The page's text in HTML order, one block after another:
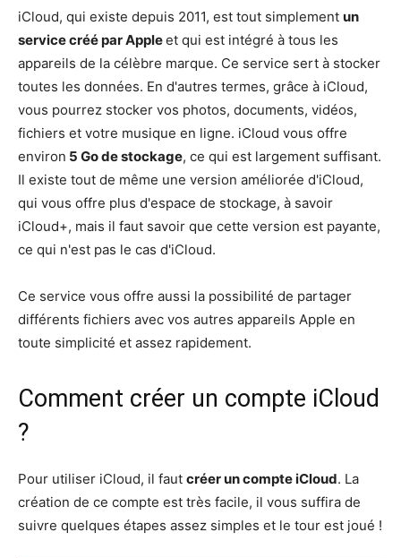
iCloud, qui existe depuis 2011, est tout simplement un
service créé par Appleet qui est intégré à tous les
appareils de la célèbre marque. Ce service sert à stocker
toutes les données. En d'autres termes, grâce à iCloud,
vous pourrez stocker vos photos, documents, vidéos,
fichiers et votre musique en ligne. iCloud vous offre
environ 5 Go de stockage, ce qui est largement suffisant.
Il existe tout de même une version améliorée d'iCloud,
qui vous offre plus d'espace de stockage, à savoir
iCloud+, mais il faut savoir que cette version est payante,
ce qui n'est pas le cas d'iCloud.
Ce service vous offre aussi la possibilité de partager
différents fichiers avec vos autres appareils Apple en
toute simplicité et assez rapidement.
Comment créer un compte iCloud
?
Pour utiliser iCloud, il faut créer un compte iCloud. La
création de ce compte est très facile, il vous suffira de
suivre quelques étapes assez simples et le tour est joué !